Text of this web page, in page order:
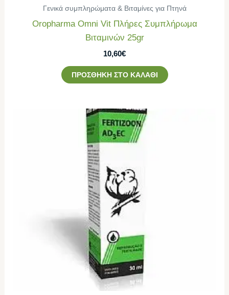
Γενικά συμπληρώματα & Βιταμίνες για Πτηνά
Oropharma Omni Vit Πλήρες Συμπλήρωμα
Βιταμινών 25gr
10,60€
ΠΡΟΣΘΉΚΗ ΣΤΟ ΚΑΛΆΘΙ